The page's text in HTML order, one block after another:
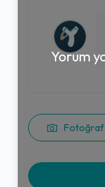
Fotoğraf
Yorum